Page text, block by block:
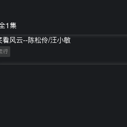
1集
看风云--陈松伶/汪小敏
行